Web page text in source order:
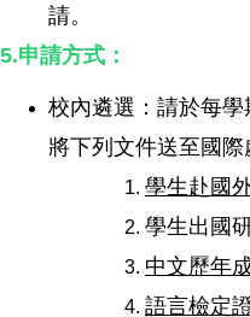
請。
5.申請方式：
校內遴選：請於每學
將下列文件送至國際
學生赴國
學生出國
中文歷年
語言檢定